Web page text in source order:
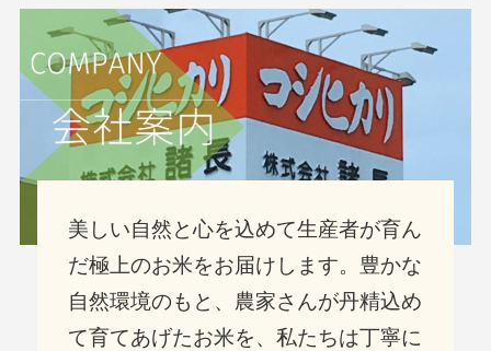
美しい自然と心を込めて生産者が育ん
だ極上のお米をお届けします。豊かな
自然環境のもと、農家さんが丹精込め
て育てあげたお米を、私たちは丁寧に